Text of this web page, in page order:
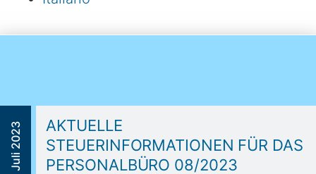
18. Juli 2023
AKTUELLE
STEUERINFORMATIONEN FÜR DAS
PERSONALBÜRO 08/2023